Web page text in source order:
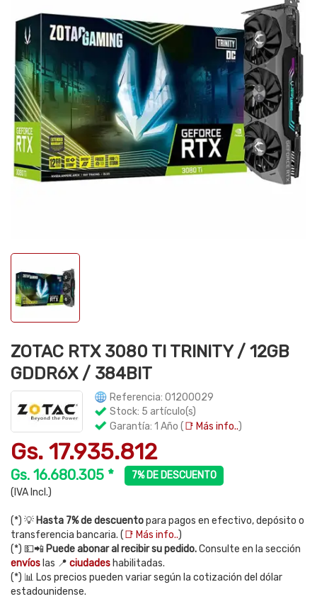
ZOTAC RTX 3080 TI TRINITY / 12GB
GDDR6X / 384BIT
Referencia: 01200029
Stock: 5 artículo(s)
Garantía: 1 Año (📑 Más info..)
Gs. 17.935.812
Gs. 16.680.305 *
7% DE DESCUENTO
(IVA Incl.)
(*) 💡 Hasta 7% de descuentopara pagos en efectivo, depósito o
transferencia bancaria. (📑 Más info..)
(*) 💵📲 Puede abonar al recibir su pedido.Consulte en la sección
envíos las 📍 ciudades habilitadas.
(*) 📊 Los precios pueden variar según la cotización del dólar
estadounidense.